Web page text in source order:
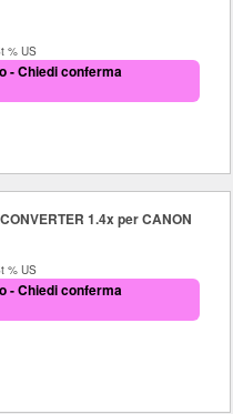
% US
- Chiedi conferma
1.4x per CANON
% US
- Chiedi conferma